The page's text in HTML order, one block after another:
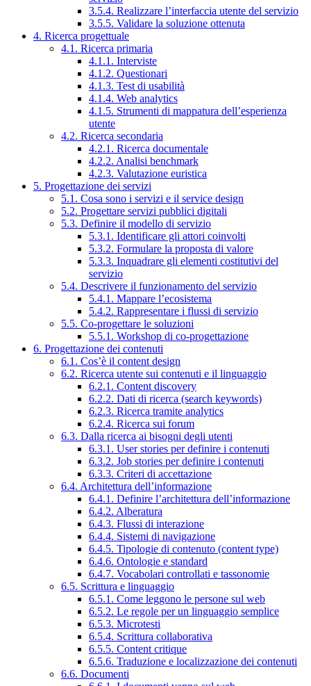
3.5.4. Realizzare l’interfaccia utente del servizio
3.5.5. Validare la soluzione ottenuta
4. Ricerca progettuale
4.1. Ricerca primaria
4.1.1. Interviste
4.1.2. Questionari
4.1.3. Test di usabilità
4.1.4. Web analytics
4.1.5. Strumenti di mappatura dell’esperienza
utente
4.2. Ricerca secondaria
4.2.1. Ricerca documentale
4.2.2. Analisi benchmark
4.2.3. Valutazione euristica
5. Progettazione dei servizi
5.1. Cosa sono i servizi e il service design
5.2. Progettare servizi pubblici digitali
5.3. Definire il modello di servizio
5.3.1. Identificare gli attori coinvolti
5.3.2. Formulare la proposta di valore
5.3.3. Inquadrare gli elementi costitutivi del
servizio
5.4. Descrivere il funzionamento del servizio
5.4.1. Mappare l’ecosistema
5.4.2. Rappresentare i flussi di servizio
5.5. Co-progettare le soluzioni
5.5.1. Workshop di co-progettazione
6. Progettazione dei contenuti
6.1. Cos’è il content design
6.2. Ricerca utente sui contenuti e il linguaggio
6.2.1. Content discovery
6.2.2. Dati di ricerca (search keywords)
6.2.3. Ricerca tramite analytics
6.2.4. Ricerca sui forum
6.3. Dalla ricerca ai bisogni degli utenti
6.3.1. User stories per definire i contenuti
6.3.2. Job stories per definire i contenuti
6.3.3. Criteri di accettazione
6.4. Architettura dell’informazione
6.4.1. Definire l’architettura dell’informazione
6.4.2. Alberatura
6.4.3. Flussi di interazione
6.4.4. Sistemi di navigazione
6.4.5. Tipologie di contenuto (content type)
6.4.6. Ontologie e standard
6.4.7. Vocabolari controllati e tassonomie
6.5. Scrittura e linguaggio
6.5.1. Come leggono le persone sul web
6.5.2. Le regole per un linguaggio semplice
6.5.3. Microtesti
6.5.4. Scrittura collaborativa
6.5.5. Content critique
6.5.6. Traduzione e localizzazione dei contenuti
6.6. Documenti